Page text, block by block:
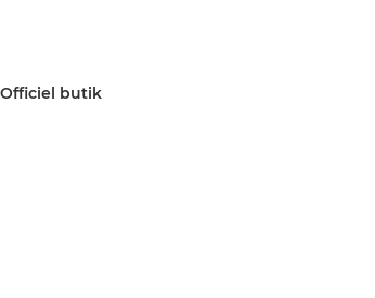
Officiel butik